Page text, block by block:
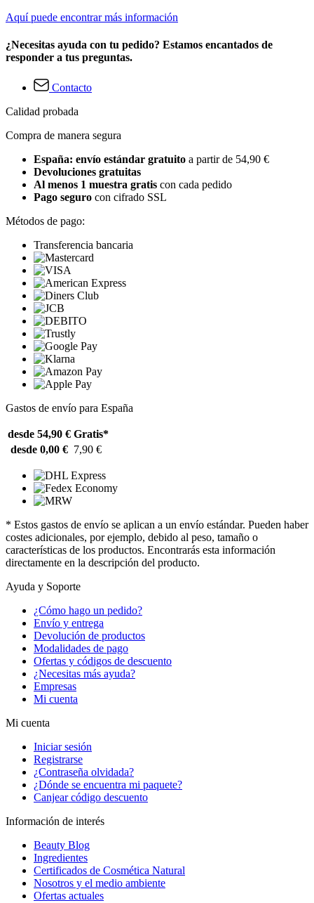
Aquí puede encontrar más información
¿Necesitas ayuda con tu pedido? Estamos encantados de
responder a tus preguntas.
Contacto
Calidad probada
Compra de manera segura
España: envío estándar gratuito a partir de 54,90 €
Devoluciones gratuitas
Al menos 1 muestra gratis con cada pedido
Pago seguro con cifrado SSL
Métodos de pago:
Transferencia bancaria
Gastos de envío para España
desde 54,90 € Gratis*
desde 0,00 € 7,90 €
* Estos gastos de envío se aplican a un envío estándar. Pueden haber
costes adicionales, por ejemplo, debido al peso, tamaño o
características de los productos. Encontrarás esta información
directamente en la descripción del producto.
Ayuda y Soporte
¿Cómo hago un pedido?
Envío y entrega
Devolución de productos
Modalidades de pago
Ofertas y códigos de descuento
¿Necesitas más ayuda?
Empresas
Mi cuenta
Mi cuenta
Iniciar sesión
Registrarse
¿Contraseña olvidada?
¿Dónde se encuentra mi paquete?
Canjear código descuento
Información de interés
Beauty Blog
Ingredientes
Certificados de Cosmética Natural
Nosotros y el medio ambiente
Ofertas actuales